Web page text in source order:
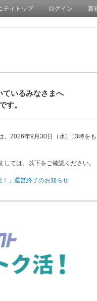
ティトップ ログイン 新
ているみなさまへ
す。
2026年9月30日（水）13時を
ては、以下をご確認ください。
」運営終了のお知らせ